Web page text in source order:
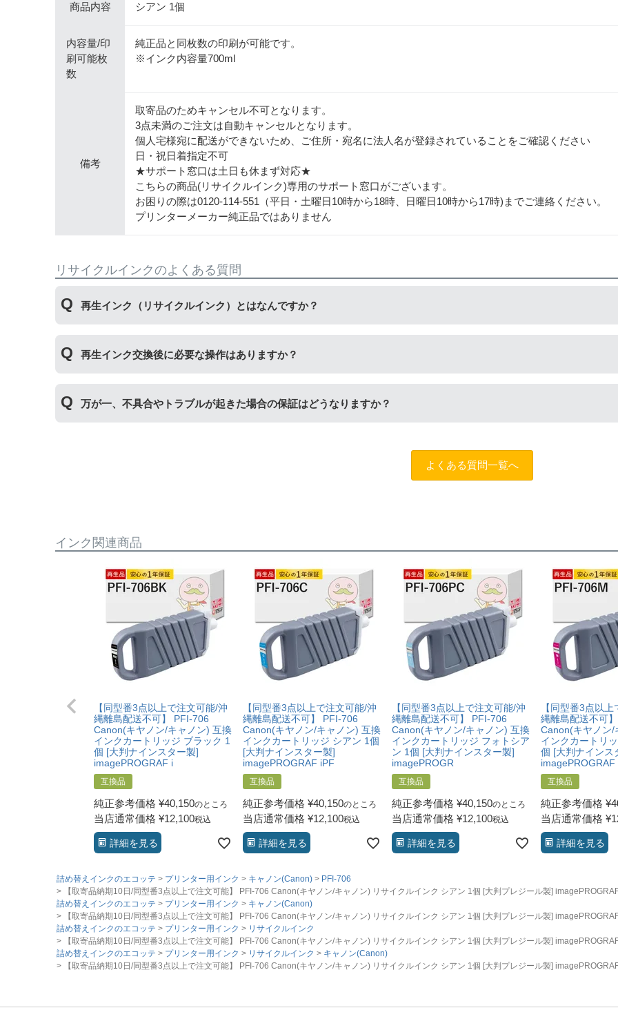
商品内容 シアン 1個
内容量/印
刷可能枚
数
純正品と同枚数の印刷が可能です。
※インク内容量700ml
備考
取寄品のためキャンセル不可となります。
3点未満のご注文は自動キャンセルとなります。
個人宅様宛に配送ができないため、ご住所・宛名に法人名が登録されていることをご確認ください
日・祝日着指定不可
★サポート窓口は土日も休まず対応★
こちらの商品(リサイクルインク)専用のサポート窓口がございます。
お困りの際は0120-114-551（平日・土曜日10時から18時、日曜日10時から17時)までご連絡ください。
プリンターメーカー純正品ではありません
リサイクルインクのよくある質問
再生インク（リサイクルインク）とはなんですか？
す。
再生インク交換後に必要な操作はありますか？
プボタンを5秒以上押していただくとご使用いただけます。
万が一、不具合やトラブルが起きた場合の保証はどうなりますか？
よくある質問一覧へ
インク関連商品
【同型番3点以上で注文可能/沖
縄離島配送不可】 PFI-706
Canon(キヤノン/キャノン) 互換
インクカートリッジ ブラック 1
個 [大判ナインスター製]
imagePROGRAF i
互換品
純正参考価格 ¥40,150のところ
当店通常価格 ¥12,100税込
詳細を見る
【同型番3点以上で注文可能/沖
縄離島配送不可】 PFI-706
Canon(キヤノン/キャノン) 互換
インクカートリッジ シアン 1個
[大判ナインスター製]
imagePROGRAF iPF
互換品
純正参考価格 ¥40,150のところ
当店通常価格 ¥12,100税込
詳細を見る
【同型番3点以上で注文可能/沖
縄離島配送不可】 PFI-706
Canon(キヤノン/キャノン) 互換
インクカートリッジ フォトシア
ン 1個 [大判ナインスター製]
imagePROGR
互換品
純正参考価格 ¥40,150のところ
当店通常価格 ¥12,100税込
詳細を見る
【同型番3点以
縄離島配送不可
Canon(キヤノン/
インクカートリ
個 [大判ナインス
imagePROGRAF
互換品
純正参考価格 ¥
当店通常価格 ¥
詳細を見る
詰め替えインクのエコッテ プリンター用インク キャノン(Canon)
PFI-706
【取寄品納期10日/同型番3点以上で注文可能】 PFI-706 Canon(キヤノン/キャノン) リサイクルインク シアン 1個 [大判プレジール製]
詰め替えインクのエコッテ
プリンター用インク
キャノン(Canon)
【取寄品納期10日/同型番3点以上で注文可能】 PFI-706 Canon(キヤノン/キャノン) リサイクルインク シアン 1個 [大判プレジール製]
詰め替えインクのエコッテ
プリンター用インク
リサイクルインク
【取寄品納期10日/同型番3点以上で注文可能】 PFI-706 Canon(キヤノン/キャノン) リサイクルインク シアン 1個 [大判プレジール製]
詰め替えインクのエコッテ
プリンター用インク リサイクルインク
キャノン(Canon)
【取寄品納期10日/同型番3点以上で注文可能】 PFI-706 Canon(キヤノン/キャノン) リサイクルインク シアン 1個 [大判プレジール製]